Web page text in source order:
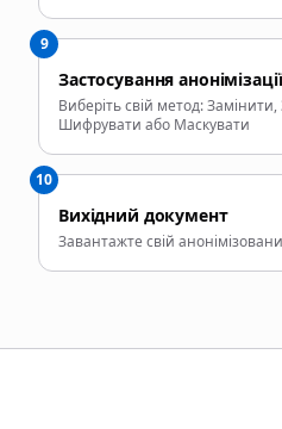
9
Застосування анонімізації
Виберіть свій метод:
Шифрувати або Маскувати
10
Вихідний документ
Завантажте свій